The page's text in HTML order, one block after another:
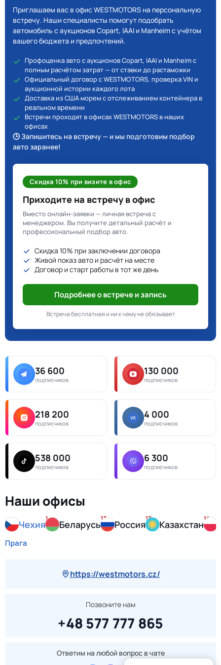
Приглашаем вас в офис WESTMOTORS на персональную
встречу. Наши специалисты помогут подобрать
автомобиль с аукционов Copart, IAAI и Manheim с учётом
вашего бюджета и предпочтений.
Профоценка авто с аукционов Copart, IAAI и Manheim с
полным расчётом затрат — от ставки до растаможки
Официальный договор с WESTMOTORS, проверка VIN и
аукционной истории каждого лота
Доставка из США морем с отслеживанием контейнера в
реальном времени
Встречи проходят в офисах WESTMOTORS в наших
офисах
🕒 Запишитесь на встречу — и мы подготовим подбор
авто заранее!
Скидка 10% при визите в офис
Приходите на встречу в офис
Вместо онлайн-заявки — личная встреча с
менеджером. Вы получите детальный расчёт и
профессиональный подбор авто.
Скидка 10% при заключении договора
Живой показ авто и расчёт на месте
Договор и старт работы в тот же день
Подробнее о встрече и запись
Встреча бесплатная и ни к чему не обязывает
36 600
подписчиков
130 000
подписчиков
218 200
подписчиков
4 000
подписчиков
538 000
подписчиков
6 300
подписчиков
Наши офисы
Чехия
1
Беларусь
13
Россия
13
Казахстан
14
Прага
https://westmotors.cz/
Позвоните нам
+48 577 777 865
Ответим на любой вопрос в чате